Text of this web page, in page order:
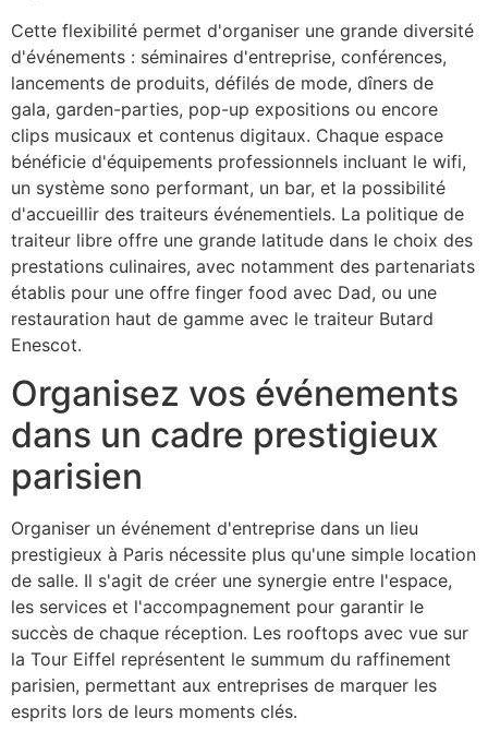
Cette flexibilité permet d'organiser une grande diversité
d'événements : séminaires d'entreprise, conférences,
lancements de produits, défilés de mode, dîners de
gala, garden-parties, pop-up expositions ou encore
clips musicaux et contenus digitaux. Chaque espace
bénéficie d'équipements professionnels incluant le wifi,
un système sono performant, un bar, et la possibilité
d'accueillir des traiteurs événementiels. La politique de
traiteur libre offre une grande latitude dans le choix des
prestations culinaires, avec notamment des partenariats
établis pour une offre finger food avec Dad, ou une
restauration haut de gamme avec le traiteur Butard
Enescot.
Organisez vos événements
dans un cadre prestigieux
parisien
Organiser un événement d'entreprise dans un lieu
prestigieux à Paris nécessite plus qu'une simple location
de salle. Il s'agit de créer une synergie entre l'espace,
les services et l'accompagnement pour garantir le
succès de chaque réception. Les rooftops avec vue sur
la Tour Eiffel représentent le summum du raffinement
parisien, permettant aux entreprises de marquer les
esprits lors de leurs moments clés.